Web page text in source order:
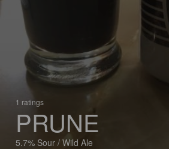
1 ratings
PRUNE
5.7% Sour / Wild Ale